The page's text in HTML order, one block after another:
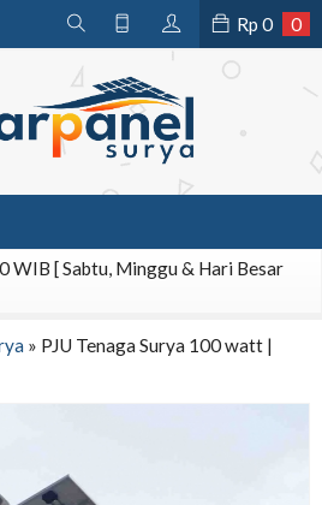
Rp 0 0
WIB [ Sabtu, Minggu & Hari Besar
» PJU Tenaga Surya 100 watt |